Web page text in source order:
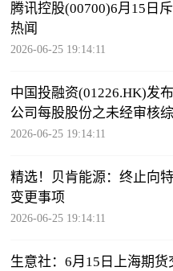
腾讯控股(00700)6月15日
热闻
2026-06-25 19:14:11
中国投融资(01226.HK)发
公司每股股份之未经审核
闻
2026-06-25 19:14:11
精选！贝肯能源：终止向
变更事项
2026-06-25 19:14:11
生意社：6月15日上海期